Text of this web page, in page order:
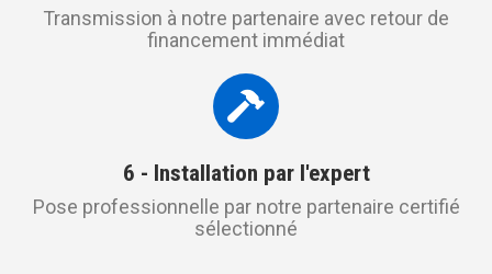
Transmission à notre partenaire avec retour de
financement immédiat
6 - Installation par l'expert
Pose professionnelle par notre partenaire certifié
sélectionné